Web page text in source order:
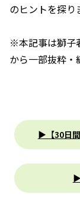
のヒントを探り
※本記事は獅子
から一部抜粋・
▶【30日